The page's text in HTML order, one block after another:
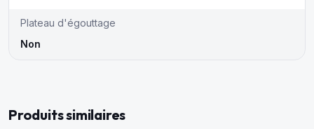
Plateau d'égouttage
Non
Produits similaires